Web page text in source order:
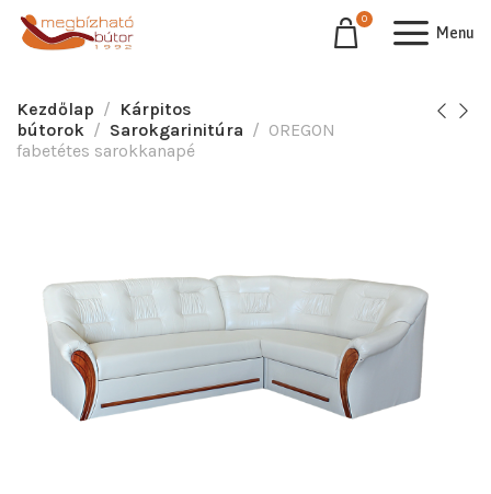
0
Menu
Kezdőlap
Kárpitos
bútorok
Sarokgarinitúra
OREGON
fabetétes sarokkanapé